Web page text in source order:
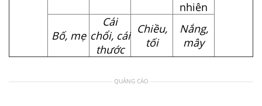
nhiên
Bố, mẹ
Cái
chổi, cái
thước
Chiều,
tối
Nắng,
mây
QUẢNG CÁO